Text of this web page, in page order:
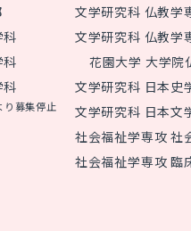
科
科
科
募集停止
文学研究科 仏教学
文学研究科 仏教学
花園大学 大学院
文学研究科 日本史
文学研究科 日本文
社会福祉学専攻 社
社会福祉学専攻 臨